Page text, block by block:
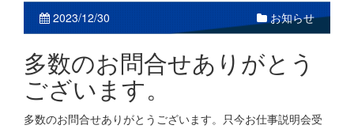
2023/12/30 お知らせ
多数のお問合せありがとう
ございます。
多数のお問合せありがとうございます。只今お仕事説明会受